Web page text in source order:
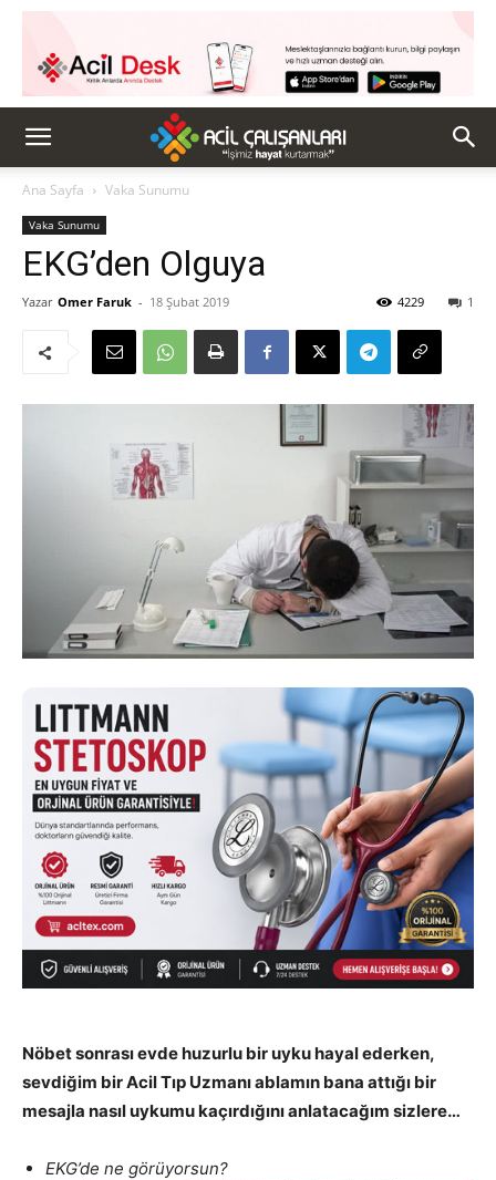
Ana Sayfa Vaka Sunumu
Vaka Sunumu
EKG’den Olguya
Yazar Omer Faruk - 18 Şubat 2019 1
4229
Nöbet sonrası evde huzurlu bir uyku hayal ederken,
sevdiğim bir Acil Tıp Uzmanı ablamın bana attığı bir
mesajla nasıl uykumu kaçırdığını anlatacağım sizlere…
EKG’de ne görüyorsun?